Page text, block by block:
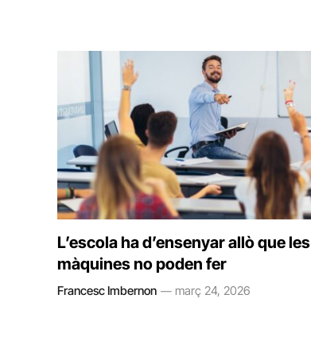
L’escola ha d’ensenyar allò que les
màquines no poden fer
Francesc Imbernon març 24, 2026